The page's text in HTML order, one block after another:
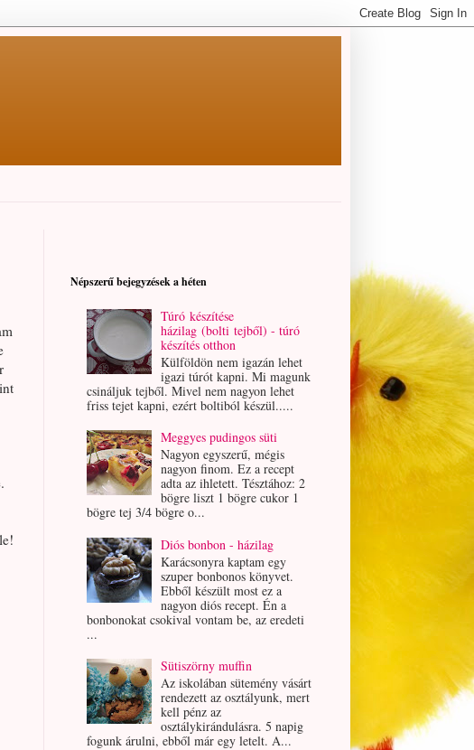
Népszerű bejegyzések a héten
Túró készítése
házilag (bolti tejből) - túró
készítés otthon
Külföldön nem igazán lehet
igazi túrót kapni. Mi magunk
csináljuk tejből. Mivel nem nagyon lehet
friss tejet kapni, ezért boltiból készül.....
Meggyes pudingos süti
Nagyon egyszerű, mégis
nagyon finom. Ez a recept
adta az ihletett. Tésztához: 2
bögre liszt 1 bögre cukor 1
bögre tej 3/4 bögre o...
Diós bonbon - házilag
Karácsonyra kaptam egy
szuper bonbonos könyvet.
Ebből készült most ez a
nagyon diós recept. Én a
bonbonokat csokival vontam be, az eredeti
...
Sütiszörny muffin
Az iskolában sütemény vásárt
rendezett az osztályunk, mert
kell pénz az
osztálykirándulásra. 5 napig
fogunk árulni, ebből már egy letelt. A...